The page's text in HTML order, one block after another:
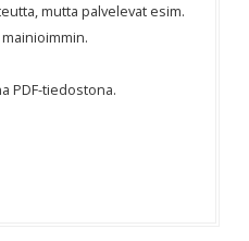
mutta palvelevat esim.
PDF-tiedostona.